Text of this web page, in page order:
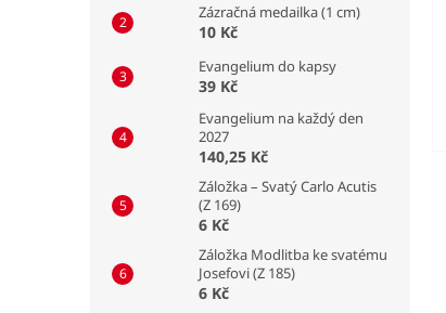
Zázračná medailka (1 cm)
10 Kč
Evangelium do kapsy
39 Kč
Evangelium na každý den
2027
140,25 Kč
Záložka – Svatý Carlo Acutis
(Z 169)
6 Kč
Záložka Modlitba ke svatému
Josefovi (Z 185)
6 Kč